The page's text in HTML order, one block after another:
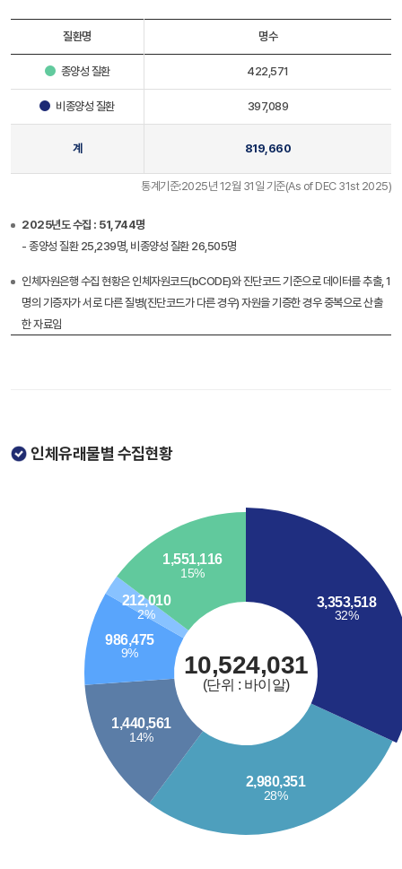
질환명 명수
종양성 질환 422,571
비종양성 질환 397,089
계 819,660
통계기준:2025년 12월 31일 기준(As of DEC 31st 2025)
2025년도 수집 : 51,744명
- 종양성 질환 25,239명, 비종양성 질환 26,505명
인체자원은행 수집 현황은 인체자원코드(bCODE)와 진단코드 기준으로 데이터를 추출, 1
명의 기증자가 서로 다른 질병(진단코드가 다른 경우) 자원을 기증한 경우 중복으로 산출
한 자료임
인체유래물별 수집현황